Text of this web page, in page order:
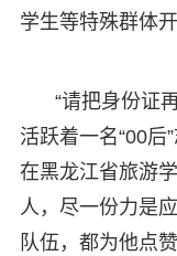
学生等特殊群体
“请把身份证
活跃着一名“00后
在黑龙江省旅游
人，尽一份力是
队伍，都为他点赞